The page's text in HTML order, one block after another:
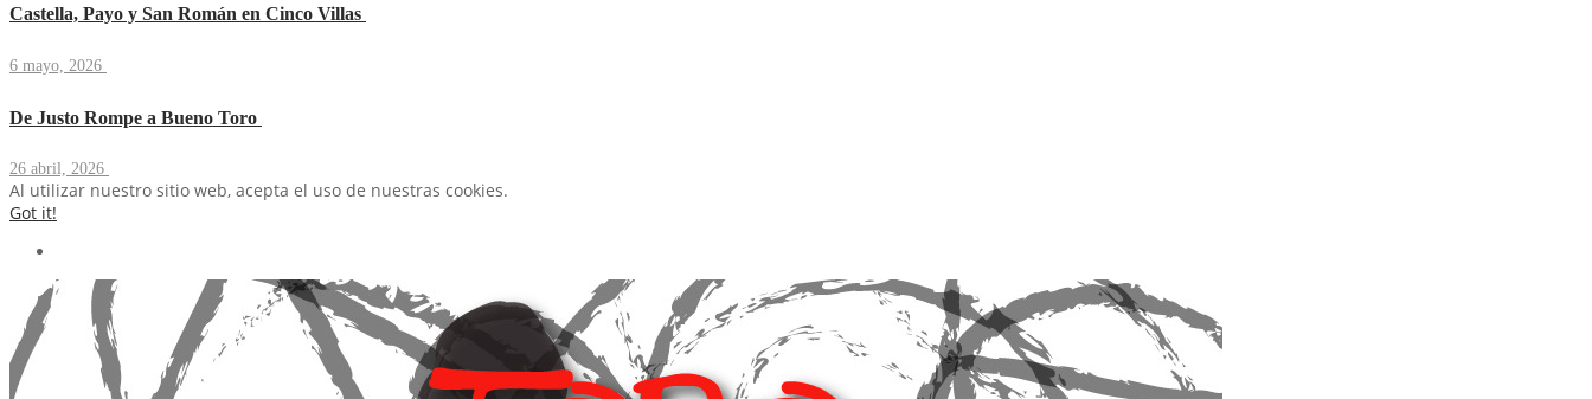
Castella, Payo y San Román en Cinco Villas
6 mayo, 2026
De Justo Rompe a Bueno Toro
26 abril, 2026
Al utilizar nuestro sitio web, acepta el uso de nuestras cookies.
Got it!